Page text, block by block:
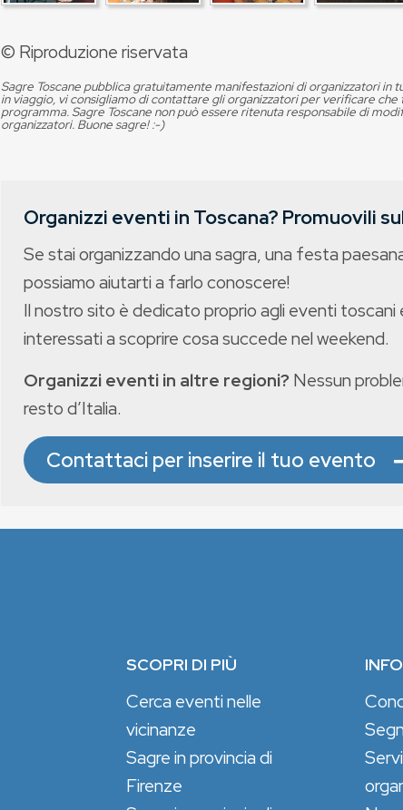
© Riproduzione riservata
Sagre Toscane pubblica gratuitamente manifestazioni di organizzatori in
in viaggio, vi consigliamo di contattare gli organizzatori per verificare
programma. Sagre Toscane non può essere ritenuta responsabile di
organizzatori. Buone sagre! :-)
Organizzi eventi in Toscana? Promuovili
Se stai organizzando una sagra, una festa
possiamo aiutarti a farlo conoscere!
Il nostro sito è dedicato proprio agli eventi toscani
interessati a scoprire cosa succede nel weekend.
Organizzi eventi in altre regioni? Nessun
resto d’Italia.
Contattaci per inserire il tuo evento
SCOPRI DI PIÙ
Cerca eventi nelle
vicinanze
Sagre in provincia di
Firenze